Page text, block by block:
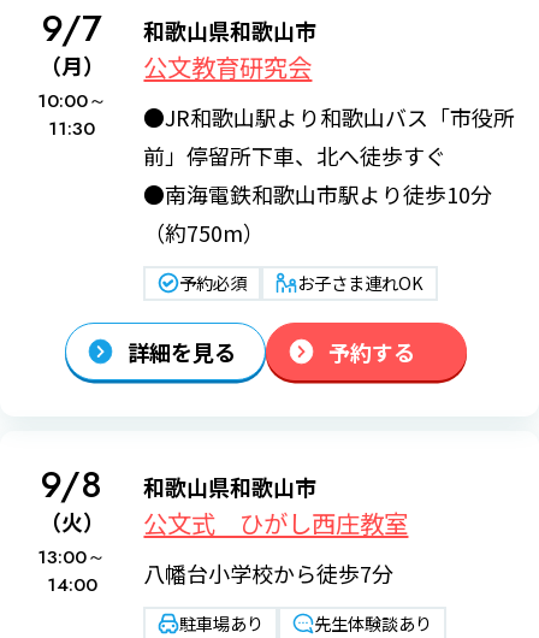
9/7
（月）
10:00～
11:30
和歌山県和歌山市
公文教育研究会
●JR和歌山駅より和歌山バス「市役所
前」停留所下車、北へ徒歩すぐ
●南海電鉄和歌山市駅より徒歩10分
（約750m）
予約必須 お子さま連れOK
詳細を見る 予約する
9/8
（火）
13:00～
14:00
和歌山県和歌山市
公文式 ひがし西庄教室
八幡台小学校から徒歩7分
駐車場あり 先生体験談あり